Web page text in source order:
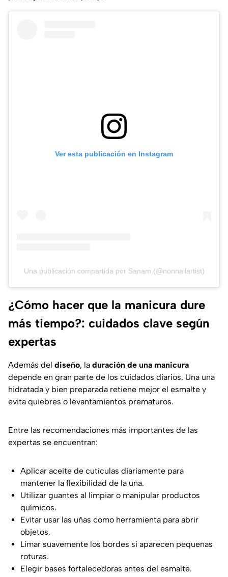
Ver esta publicación en Instagram
Una publicación compartida por Sanam (@nonnailartist)
¿Cómo hacer que la manicura dure
más tiempo?: cuidados clave según
expertas
Además del diseño, la duración de una manicura
depende en gran parte de los cuidados diarios. Una uña
hidratada y bien preparada retiene mejor el esmalte y
evita quiebres o levantamientos prematuros.
Entre las recomendaciones más importantes de las
expertas se encuentran:
Aplicar aceite de cutículas diariamente para
mantener la flexibilidad de la uña.
Utilizar guantes al limpiar o manipular productos
químicos.
Evitar usar las uñas como herramienta para abrir
objetos.
Limar suavemente los bordes si aparecen pequeñas
roturas.
Elegir bases fortalecedoras antes del esmalte.